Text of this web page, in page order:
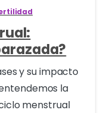
y su impacto
la
menstrual